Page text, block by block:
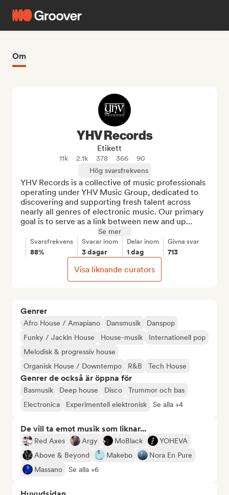
Om
Genrer
Afro House / Amapiano Dansmusik
Danspop
Funky / Jackin House
House-musik
Internationell pop
Melodisk & progressiv house
Organisk House / Downtempo
R&B Tech House
Genrer de också är öppna för
Basmusik Deep house Disco
Trummor och bas
Electronica
Experimentell elektronisk Se alla +4
De vill ta emot musik som liknar...
Red Axes Argy MoBlack
YOHEVA
Above & Beyond
Makebo
Nora En Pure
Massano
Se alla +6
YHV Records
Etikett
11k 2.1k 378 366
90
Hög svarsfrekvens
YHV Records is a collective of music professionals
operating under YHV Music Group, dedicated to
discovering and supporting fresh talent across
nearly all genres of electronic music. Our primary
goal is to serve as a link between new and up...
Se mer
Svarsfrekvens
88%
Svarar inom
3 dagar
Delar inom
1 dag
Givna svar
713
Visa liknande curators